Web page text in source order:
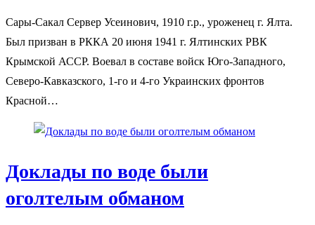
Сары-Сакал Сервер Усеинович, 1910 г.р., уроженец г. Ялта.
Был призван в РККА 20 июня 1941 г. Ялтинских РВК
Крымской АССР. Воевал в составе войск Юго-Западного,
Северо-Кавказского, 1-го и 4-го Украинских фронтов
Красной…
Доклады по воде были
оголтелым обманом